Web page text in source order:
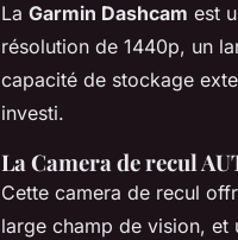
La Garmin Dashcam est
résolution de 1440p, un
capacité de stockage
investi.
La Camera de recul
Cette camera de recul
large champ de vision, et